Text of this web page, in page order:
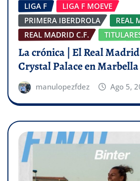
LIGA F
LIGA F MOEVE
PRIMERA IBERDROLA
REAL
REAL MADRID C.F.
La crónica | El Real
Crystal Palace en Marbella
manulopezfdez Ago 5,